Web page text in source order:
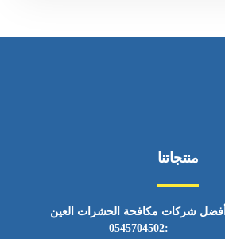
منتجاتنا
أفضل شركات مكافحة الحشرات العين
:0545704502